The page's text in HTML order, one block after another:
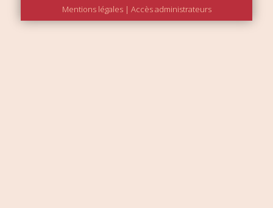
Mentions légales| Accès administrateurs